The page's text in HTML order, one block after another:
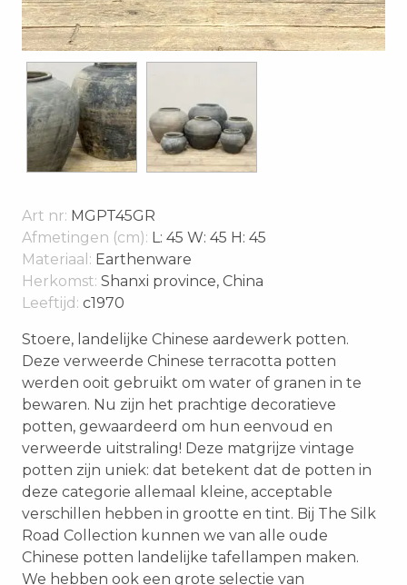
Art nr: MGPT45GR
Afmetingen (cm): L: 45 W: 45 H: 45
Materiaal: Earthenware
Herkomst: Shanxi province, China
Leeftijd: c1970
Stoere, landelijke Chinese aardewerk potten.
Deze verweerde Chinese terracotta potten
werden ooit gebruikt om water of granen in te
bewaren. Nu zijn het prachtige decoratieve
potten, gewaardeerd om hun eenvoud en
verweerde uitstraling! Deze matgrijze vintage
potten zijn uniek: dat betekent dat de potten in
deze categorie allemaal kleine, acceptable
verschillen hebben in grootte en tint. Bij The Silk
Road Collection kunnen we van alle oude
Chinese potten landelijke tafellampen maken.
We hebben ook een grote selectie van